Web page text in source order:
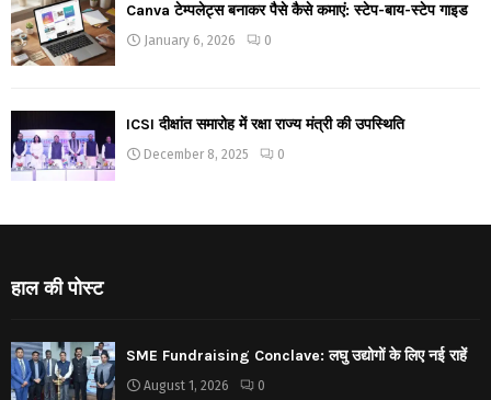
Canva टेम्पलेट्स बनाकर पैसे कैसे कमाएं: स्टेप-बाय-स्टेप गाइड
January 6, 2026 0
ICSI दीक्षांत समारोह में रक्षा राज्य मंत्री की उपस्थिति
December 8, 2025 0
हाल की पोस्ट
SME Fundraising Conclave: लघु उद्योगों के लिए नई राहें
August 1, 2026 0